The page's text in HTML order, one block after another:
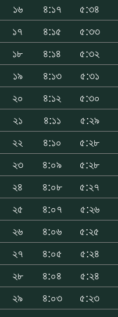
১৬
৪:১৭ ৫:৩৪
১৭
৪:১৫ ৫:৩৩
১৮
৪:১৪ ৫:৩২
১৯
৪:১৩ ৫:৩১
২০
৪:১২ ৫:৩০
২১
৪:১১ ৫:২৯
২২
৪:১০ ৫:২৮
২৩
৪:০৯ ৫:২৮
২৪
৪:০৮ ৫:২৭
২৫
৪:০৭ ৫:২৬
২৬
৪:০৬ ৫:২৫
২৭
৪:০৫ ৫:২৪
২৮
৪:০৪ ৫:২৪
২৯
৪:০৩ ৫:২৩